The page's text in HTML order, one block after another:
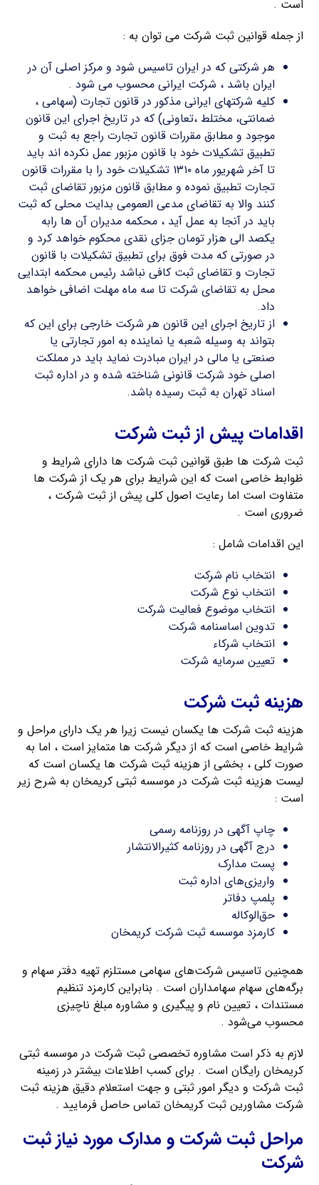
است .
از جمله قوانین ثبت شرکت می توان به :
هر شرکتی که در ایران تاسیس شود و مرکز اصلی آن در
ایران باشد ، شرکت ایرانی محسوب می شود .
کلیه شرکتهای ایرانی مذکور در قانون تجارت (سهامی ،
ضمانتی، مختلط ،تعاونی) که در تاریخ اجرای این قانون
موجود و مطابق مقررات قانون تجارت راجع به ثبت و
تطبیق تشکیلات خود با قانون مزبور عمل نکرده اند باید
تا آخر شهریور ماه ۱۳۱۰ تشکیلات خود را با مقررات قانون
تجارت تطبیق نموده و مطابق قانون مزبور تقاضای ثبت
کنند والا به تقاضای مدعی العمومی بدایت محلی که ثبت
باید در آنجا به عمل آید ، محکمه مدیران آن ها رابه
یکصد الی هزار تومان جزای نقدی محکوم خواهد کرد و
در صورتی که مدت فوق برای تطبیق تشکیلات با قانون
تجارت و تقاضای ثبت کافی نباشد رئیس محکمه ابتدایی
محل به تقاضای شرکت تا سه ماه مهلت اضافی خواهد
داد.
از تاریخ اجرای این قانون هر شرکت خارجی برای این که
بتواند به وسیله شعبه یا نماینده به امور تجارتی یا
صنعتی یا مالی در ایران مبادرت نماید باید در مملکت
اصلی خود شرکت قانونی شناخته شده و در اداره ثبت
اسناد تهران به ثبت رسیده باشد.
اقدامات پیش از ثبت شرکت
ثبت شرکت ها طبق قوانین ثبت شرکت ها دارای شرایط و
ظوابط خاصی است که این شرایط برای هر یک از شرکت ها
متفاوت است اما رعایت اصول کلی پیش از ثبت شرکت ،
ضروری است .
این اقدامات شامل :
انتخاب نام شرکت
انتخاب نوع شرکت
انتخاب موضوع فعالیت شرکت
تدوین اساسنامه شرکت
انتخاب شرکاء
تعیین سرمایه شرکت
هزینه ثبت شرکت
هزینه ثبت شرکت ها یکسان نیست زیرا هر یک دارای مراحل و
شرایط خاصی است که از دیگر شرکت ها متمایز است ، اما به
صورت کلی ، بخشی از هزینه ثبت شرکت ها یکسان است که
لیست هزینه ثبت شرکت در موسسه ثبتی کریمخان به شرح زیر
است :
چاپ آگهی در روزنامه رسمی
درج آگهی در روزنامه کثیرالانتشار
پست مدارک
واریزی‌های اداره ثبت
پلمپ دفاتر
حق‌الوکاله
کارمزد موسسه ثبت شرکت کریمخان
همچنین تاسیس شرکت‌های سهامی مستلزم تهیه دفتر سهام و
برگه‌های سهام سهامداران است . بنابراین کارمزد تنظیم
مستندات ، تعیین نام و پیگیری و مشاوره مبلغ ناچیزی
محسوب می‌شود .
لازم به ذکر است مشاوره تخصصی ثبت شرکت در موسسه ثبتی
کریمخان رایگان است . برای کسب اطلاعات بیشتر در زمینه
ثبت شرکت و دیگر امور ثبتی و جهت استعلام دقیق هزینه ثبت
شرکت مشاورین ثبت کریمخان تماس حاصل فرمایید .
مراحل ثبت شرکت و مدارک مورد نیاز ثبت
شرکت